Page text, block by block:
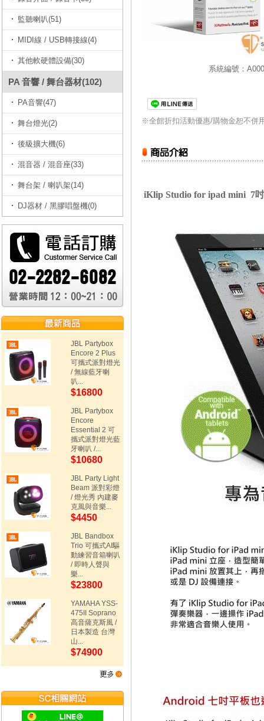
監聽喇叭(51)
MIDI線 / USB轉接線(4)
其他軟硬體設備(30)
PA 音響 / 舞台器材(102)
PA音響(47)
舞台燈光(2)
後級擴大機(6)
混音器 / 混音座(33)
舞台架 / 喇叭架(14)
DJ器材 / 黑膠唱盤機(0)
JBL Partybox
Encore 2 Plus
可攜式派對燈光
/ 無線藍牙喇
叭...
$16800
JBL Partybox
Encore
Essential 2 可
攜式派對燈光藍
牙喇叭 /...
$10680
JBL Party Light
Beam 派對彩燈
/ 燈光秀 內建麥
克風與音樂...
$4450
JBL Bandbox
Trio 可攜式AI驅
動練習音箱喇叭
/ 即時人聲與
樂...
$23800
YAMAHA YSS-
475II Soprano
高音薩克斯風 /
日本製造 台灣
山...
$74900
系統編號：
※全館折扣活動優惠/購物金恕不併
iKlip Studio for ipad mini 7